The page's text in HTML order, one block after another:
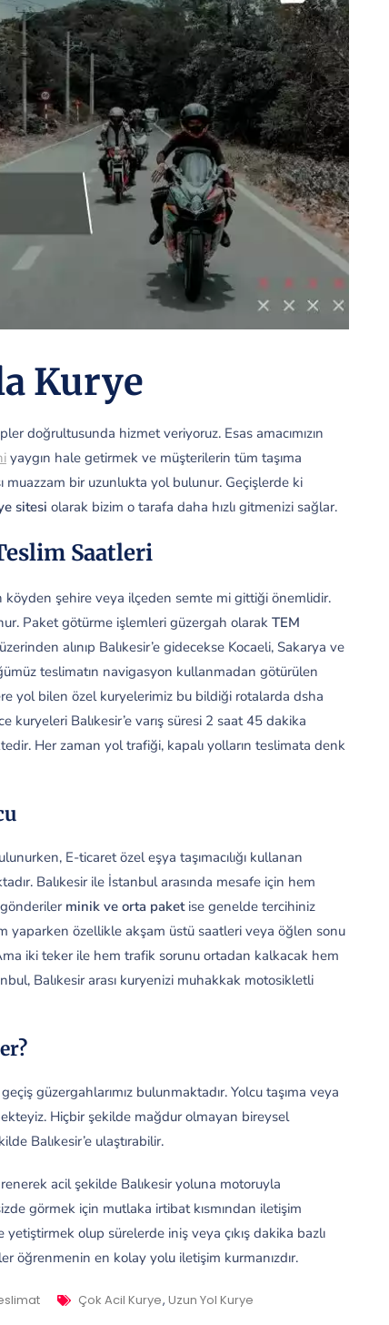
Kurye
doğrultusunda hizmet veriyoruz. Esas amacımızın
yaygın hale getirmek ve müşterilerin tüm taşıma
muazzam bir uzunlukta yol bulunur. Geçişlerde ki
sitesi olarak bizim o tarafa daha hızlı gitmenizi sağlar.
Saatleri
köyden şehire veya ilçeden semte mi gittiği önemlidir.
Paket götürme işlemleri güzergah olarak TEM
alınıp Balıkesir’e gidecekse Kocaeli, Sakarya ve
teslimatın navigasyon kullanmadan götürülen
yol bilen özel kuryelerimiz bu bildiği rotalarda dsha
Balıkesir’e varış süresi 2 saat 45 dakika
Her zaman yol trafiği, kapalı yolların teslimata denk
E-ticaret özel eşya taşımacılığı kullanan
Balıkesir ile İstanbul arasında mesafe için hem
minik ve orta paketise genelde tercihiniz
yaparken özellikle akşam üstü saatleri veya öğlen sonu
iki teker ile hem trafik sorunu ortadan kalkacak hem
Balıkesir arası kuryenizi muhakkak motosikletli
güzergahlarımız bulunmaktadır. Yolcu taşıma veya
Hiçbir şekilde mağdur olmayan bireysel
Balıkesir’e ulaştırabilir.
acil şekilde Balıkesir yoluna motoruyla
görmek için mutlaka irtibat kısmından iletişim
olup sürelerde iniş veya çıkış dakika bazlı
öğrenmenin en kolay yolu iletişim kurmanızdır.
Tags
Çok Acil Kurye, Uzun Yol Kurye